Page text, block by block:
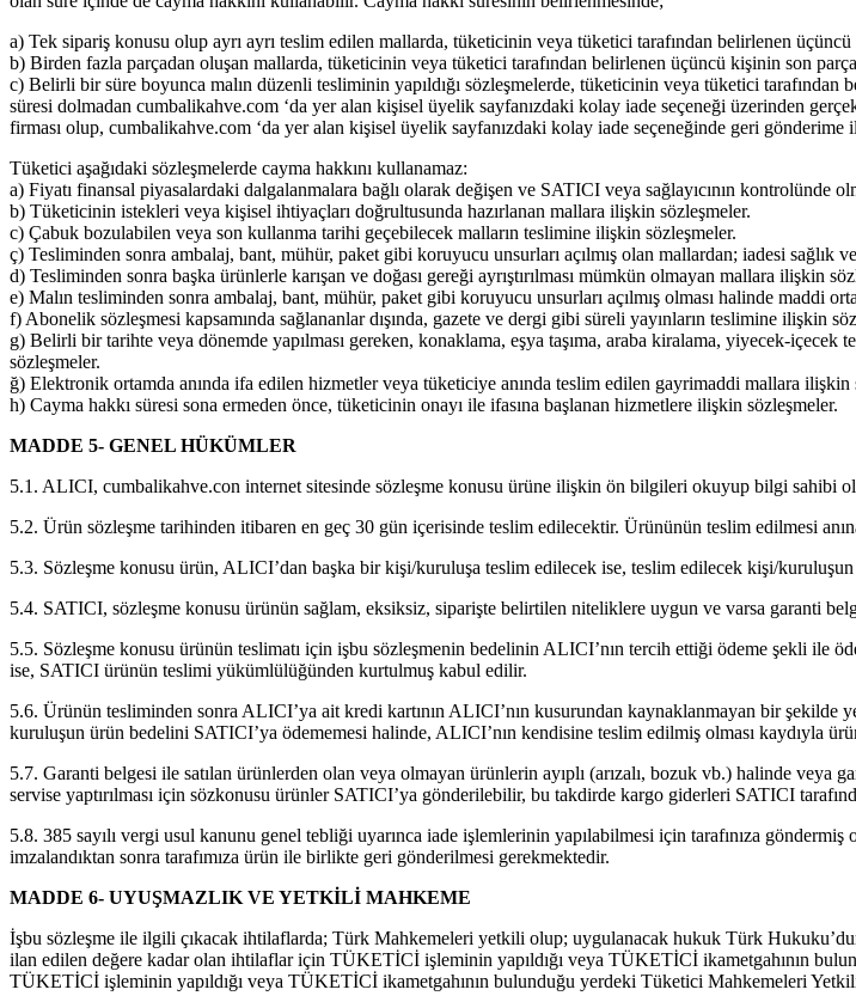
a) Tek sipariş konusu olup ayrı ayrı teslim edilen mallarda, tüketicinin veya tüketici tarafından belirlenen üçüncü
b) Birden fazla parçadan oluşan mallarda, tüketicinin veya tüketici tarafından belirlenen üçüncü kişinin son
c) Belirli bir süre boyunca malın düzenli tesliminin yapıldığı sözleşmelerde, tüketicinin veya tüketici tarafından
süresi dolmadan cumbalikahve.com ‘da yer alan kişisel üyelik sayfanızdaki kolay iade seçeneği üzerinden
firması olup, cumbalikahve.com ‘da yer alan kişisel üyelik sayfanızdaki kolay iade seçeneğinde geri gönderime
Tüketici aşağıdaki sözleşmelerde cayma hakkını kullanamaz:
a) Fiyatı finansal piyasalardaki dalgalanmalara bağlı olarak değişen ve SATICI veya sağlayıcının kontrolünde
b) Tüketicinin istekleri veya kişisel ihtiyaçları doğrultusunda hazırlanan mallara ilişkin sözleşmeler.
c) Çabuk bozulabilen veya son kullanma tarihi geçebilecek malların teslimine ilişkin sözleşmeler.
ç) Tesliminden sonra ambalaj, bant, mühür, paket gibi koruyucu unsurları açılmış olan mallardan; iadesi sağlık
d) Tesliminden sonra başka ürünlerle karışan ve doğası gereği ayrıştırılması mümkün olmayan mallara ilişkin
e) Malın tesliminden sonra ambalaj, bant, mühür, paket gibi koruyucu unsurları açılmış olması halinde maddi
f) Abonelik sözleşmesi kapsamında sağlananlar dışında, gazete ve dergi gibi süreli yayınların teslimine ilişkin
g) Belirli bir tarihte veya dönemde yapılması gereken, konaklama, eşya taşıma, araba kiralama, yiyecek-
sözleşmeler.
ğ) Elektronik ortamda anında ifa edilen hizmetler veya tüketiciye anında teslim edilen gayrimaddi mallara ilişkin
h) Cayma hakkı süresi sona ermeden önce, tüketicinin onayı ile ifasına başlanan hizmetlere ilişkin sözleşmeler.
MADDE 5- GENEL HÜKÜMLER
5.1. ALICI, cumbalikahve.con internet sitesinde sözleşme konusu ürüne ilişkin ön bilgileri okuyup bilgi sahibi
5.2. Ürün sözleşme tarihinden itibaren en geç 30 gün içerisinde teslim edilecektir. Ürününün teslim edilmesi
5.3. Sözleşme konusu ürün, ALICI’dan başka bir kişi/kuruluşa teslim edilecek ise, teslim edilecek kişi/
5.4. SATICI, sözleşme konusu ürünün sağlam, eksiksiz, siparişte belirtilen niteliklere uygun ve varsa garanti
5.5. Sözleşme konusu ürünün teslimatı için işbu sözleşmenin bedelinin ALICI’nın tercih ettiği ödeme şekli ile
ise, SATICI ürünün teslimi yükümlülüğünden kurtulmuş kabul edilir.
5.6. Ürünün tesliminden sonra ALICI’ya ait kredi kartının ALICI’nın kusurundan kaynaklanmayan bir şekilde
kuruluşun ürün bedelini SATICI’ya ödememesi halinde, ALICI’nın kendisine teslim edilmiş olması kaydıyla
5.7. Garanti belgesi ile satılan ürünlerden olan veya olmayan ürünlerin ayıplı (arızalı, bozuk vb.) halinde veya
servise yaptırılması için sözkonusu ürünler SATICI’ya gönderilebilir, bu takdirde kargo giderleri SATICI
5.8. 385 sayılı vergi usul kanunu genel tebliği uyarınca iade işlemlerinin yapılabilmesi için tarafınıza
imzalandıktan sonra tarafımıza ürün ile birlikte geri gönderilmesi gerekmektedir.
MADDE 6- UYUŞMAZLIK VE YETKİLİ MAHKEME
İşbu sözleşme ile ilgili çıkacak ihtilaflarda; Türk Mahkemeleri yetkili olup; uygulanacak hukuk Türk
ilan edilen değere kadar olan ihtilaflar için TÜKETİCİ işleminin yapıldığı veya TÜKETİCİ ikametgahının
TÜKETİCİ işleminin yapıldığı veya TÜKETİCİ ikametgahının bulunduğu yerdeki Tüketici Mahkemeleri